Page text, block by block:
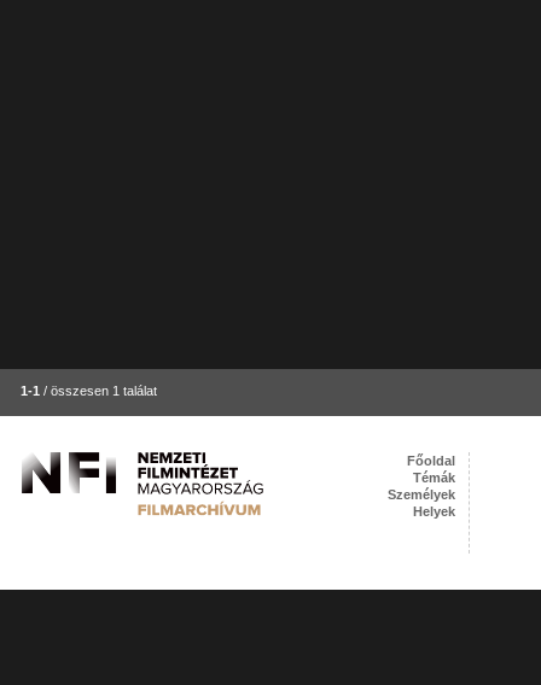
1-1 / összesen 1 találat
Főoldal
Témák
Személyek
Helyek